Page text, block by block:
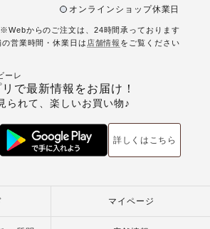
オンラインショップ休業日
※Webからのご注文は、24時間承っております
営業時間・休業日は 店舗情報 をご覧ください
ーレ
で最新情報をお届け！
られて、楽しいお買い物♪
詳しくはこちら
マイページ